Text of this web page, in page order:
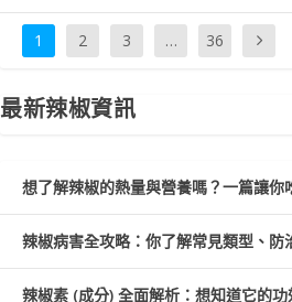
1 2 3 … 36
最新辣椒資訊
想了解辣椒的熱量與營養嗎？一篇讓你
辣椒病害全攻略：你了解常見類型、防
辣椒素 (成分) 全面解析：想知道它的功